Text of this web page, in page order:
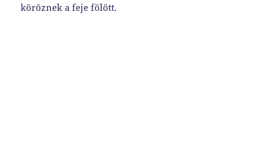
köröznek a feje fölött.